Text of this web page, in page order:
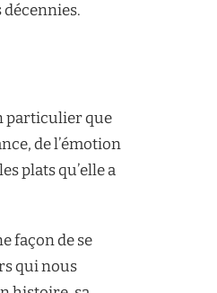
décennies.
particulier que
de l’émotion
plats qu’elle a
façon de se
qui nous